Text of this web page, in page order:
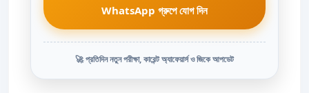
WhatsApp গ্রুপে যোগ দিন
🚀 প্রতিদিন নতুন পরীক্ষা, কারেন্ট অ্যাফেয়ার্স ও জিকে আপডেট